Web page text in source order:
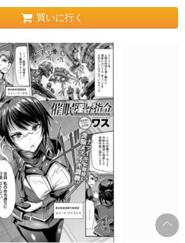
買いに行く